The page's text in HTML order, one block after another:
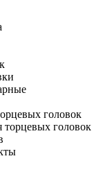
головок
торцевых головок